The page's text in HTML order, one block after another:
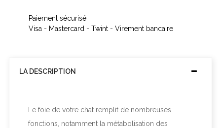
Paiement sécurisé
Visa - Mastercard - Twint - Virement bancaire
LA DESCRIPTION
Le foie de votre chat remplit de nombreuses
fonctions, notamment la métabolisation des